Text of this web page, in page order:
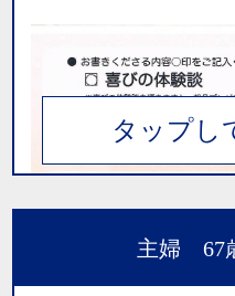
普通と思い、その内
をするたび腰が痛く
くならず、まことに
をして見ますかと。
では快適です。主婦 67